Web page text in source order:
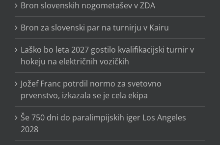
Bron slovenskih nogometašev v ZDA
Bron za slovenski par na turnirju v Kairu
Laško bo leta 2027 gostilo kvalifikacijski turnir v
hokeju na električnih vozičkih
Jožef Franc potrdil normo za svetovno
prvenstvo, izkazala se je cela ekipa
Še 750 dni do paralimpijskih iger Los Angeles
2028